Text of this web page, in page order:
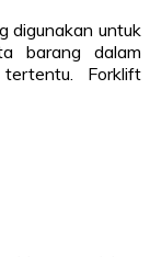
digunakan untuk
barang dalam
Forklift